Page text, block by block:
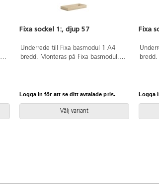
Fixa sockel 1:, djup 57
Underrede till Fixa basmodul 1 A4
bredd. Monteras på Fixa basmodul.
Logga in för att se ditt avtalade pris.
Välj variant
Fixa
bredd.
Logga